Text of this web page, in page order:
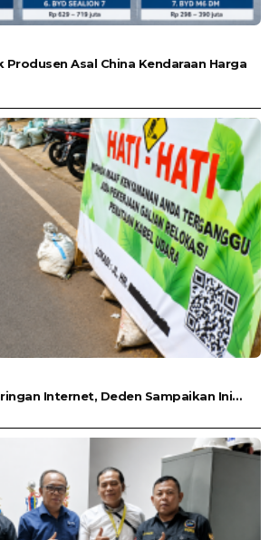
Produsen Asal China Kendaraan Harga
Internet, Deden Sampaikan Ini…